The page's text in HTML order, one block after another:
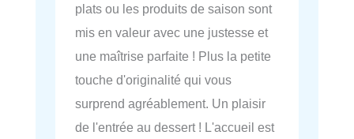
plats ou les produits de saison sont
mis en valeur avec une justesse et
une maîtrise parfaite ! Plus la petite
touche d'originalité qui vous
surprend agréablement. Un plaisir
de l'entrée au dessert ! L'accueil est